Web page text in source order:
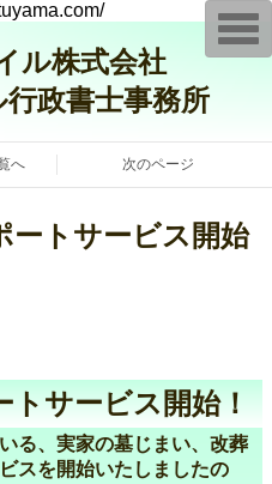
ル株式会社
政書士事務所
へ 次のページ
ートサービス開始
サービス開始！
る、実家の墓じまい、改葬
スを開始いたしましたの
T
o
g
a
i
a
t
i